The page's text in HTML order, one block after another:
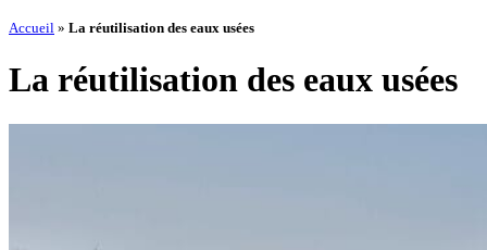
Accueil » La réutilisation des eaux usées
La réutilisation des eaux usées